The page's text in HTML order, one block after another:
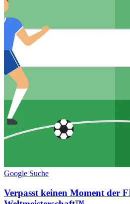
Google Suche
Verpasst keinen Moment der